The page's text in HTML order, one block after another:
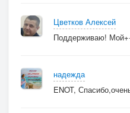
Цветков Алексей
Поддерживаю!
надежда
ENOT,